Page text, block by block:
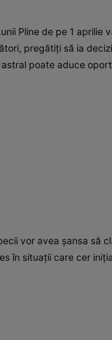
Pline de pe 1
pregătiți să ia
poate aduce
vor avea șansa să
în situații care cer